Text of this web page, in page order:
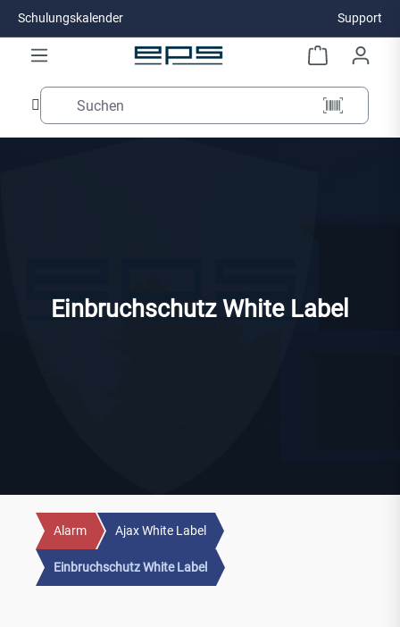
Zum Hauptinhalt springen
Schulungskalender Support
Einbruchschutz White Label
Alarm Ajax White Label
Einbruchschutz White Label